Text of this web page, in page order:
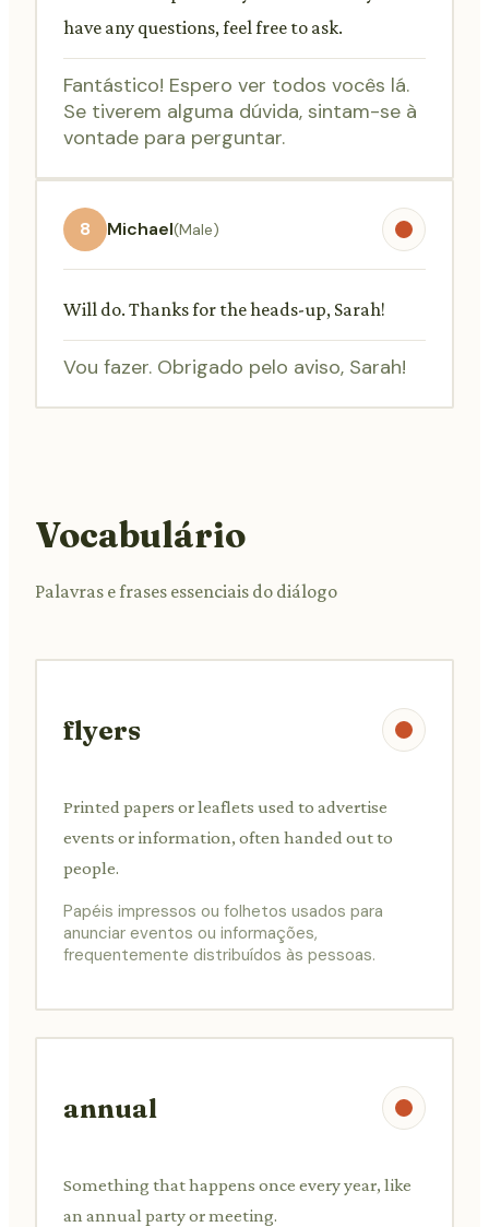
have any questions, feel free to ask.
Fantástico! Espero ver todos vocês lá.
Se tiverem alguma dúvida, sintam-se à
vontade para perguntar.
8 Michael(Male)
Will do. Thanks for the heads-up, Sarah!
Vou fazer. Obrigado pelo aviso, Sarah!
Vocabulário
Palavras e frases essenciais do diálogo
flyers
Printed papers or leaflets used to advertise
events or information, often handed out to
people.
Papéis impressos ou folhetos usados para
anunciar eventos ou informações,
frequentemente distribuídos às pessoas.
annual
Something that happens once every year, like
an annual party or meeting.